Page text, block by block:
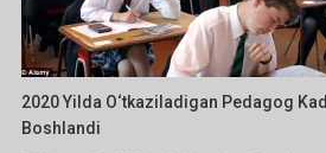
2020 Yilda O‘tkaziladigan Pedagog
Boshlandi